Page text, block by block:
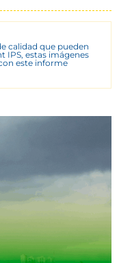
calidad que pueden
IPS, estas imágenes
este informe